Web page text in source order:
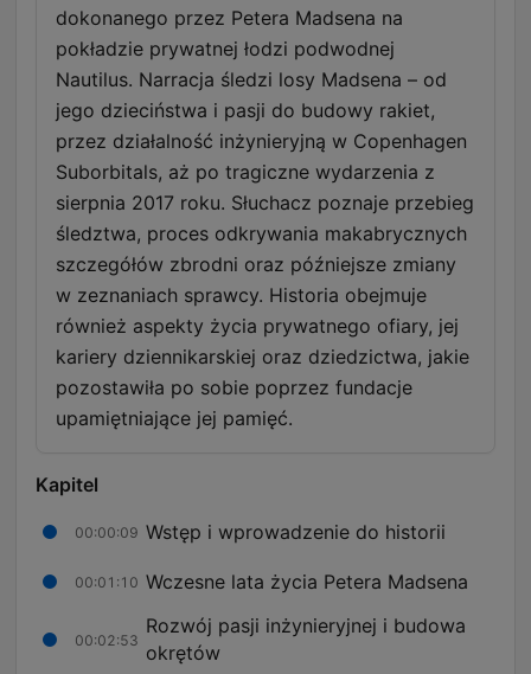
dokonanego przez Petera Madsena na
pokładzie prywatnej łodzi podwodnej
Nautilus. Narracja śledzi losy Madsena – od
jego dzieciństwa i pasji do budowy rakiet,
przez działalność inżynieryjną w Copenhagen
Suborbitals, aż po tragiczne wydarzenia z
sierpnia 2017 roku. Słuchacz poznaje przebieg
śledztwa, proces odkrywania makabrycznych
szczegółów zbrodni oraz późniejsze zmiany
w zeznaniach sprawcy. Historia obejmuje
również aspekty życia prywatnego ofiary, jej
kariery dziennikarskiej oraz dziedzictwa, jakie
pozostawiła po sobie poprzez fundacje
upamiętniające jej pamięć.
Kapitel
00:00:09 Wstęp i wprowadzenie do historii
00:01:10 Wczesne lata życia Petera Madsena
00:02:53
Rozwój pasji inżynieryjnej i budowa
okrętów